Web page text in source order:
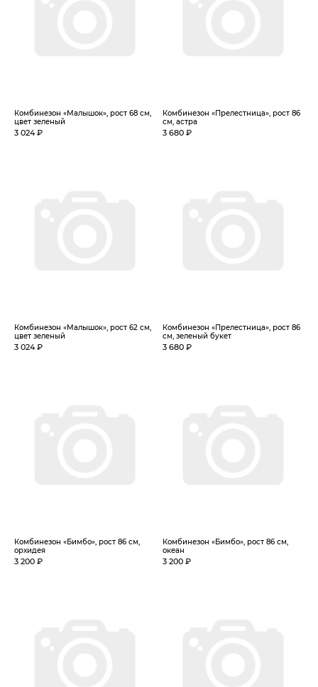
Комбинезон «Малышок», рост 68 см,
цвет зеленый
3 024 ₽
Комбинезон «Прелестница», рост 86
см, астра
3 680 ₽
Комбинезон «Малышок», рост 62 см,
цвет зеленый
3 024 ₽
Комбинезон «Прелестница», рост 86
см, зеленый букет
3 680 ₽
Комбинезон «Бимбо», рост 86 см,
орхидея
3 200 ₽
Комбинезон «Бимбо», рост 86 см,
океан
3 200 ₽